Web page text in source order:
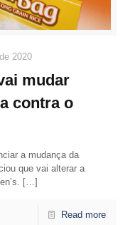
2020
mudar
contra o
a mudança da
que vai alterar a
[…]
Read more